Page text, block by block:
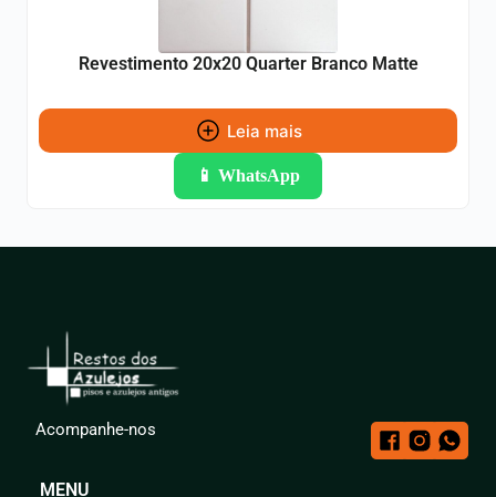
Revestimento 20x20 Quarter Branco Matte
Leia mais
📱 WhatsApp
Acompanhe-nos
MENU